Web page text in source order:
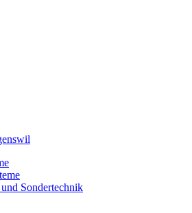
Sondertechnik